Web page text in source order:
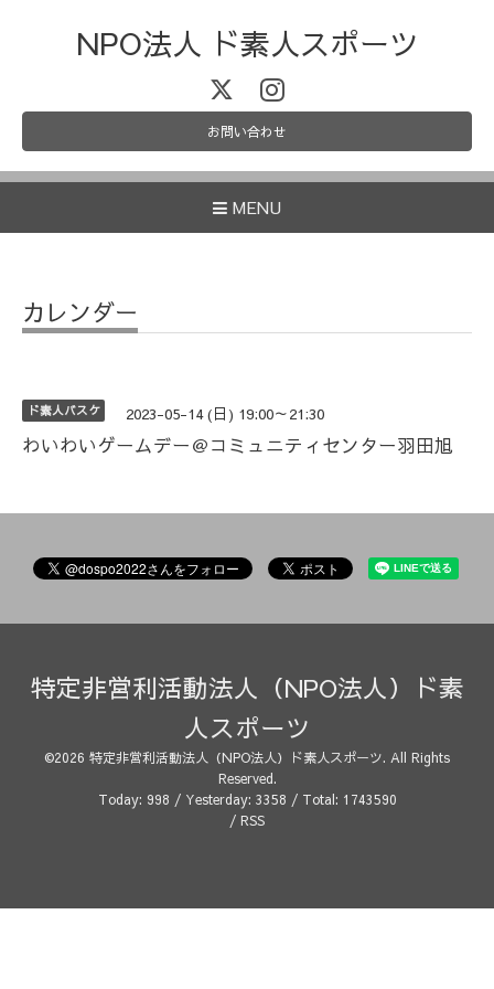
NPO法人 ド素人スポーツ
お問い合わせ
MENU
カレンダー
ド素人バスケ 2023-05-14 (日) 19:00～21:30
わいわいゲームデー＠コミュニティセンター羽田旭
特定非営利活動法人（NPO法人）ド素
人スポーツ
©2026 特定非営利活動法人（NPO法人）ド素人スポーツ. All Rights
Reserved.
Today: 998 / Yesterday: 3358 / Total: 1743590
/ RSS